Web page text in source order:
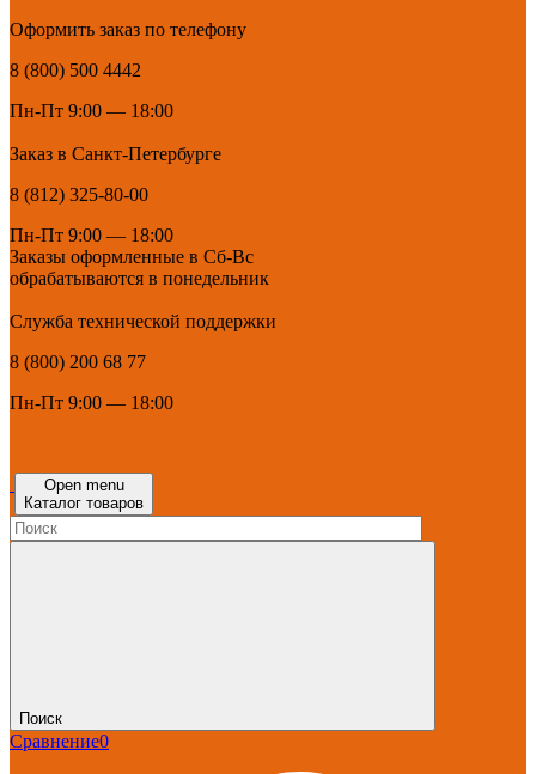
Оформить заказ по телефону
8 (800) 500 4442
Пн-Пт 9:00 — 18:00
Заказ в Санкт-Петербурге
8 (812) 325-80-00
Пн-Пт 9:00 — 18:00
Заказы оформленные в Сб-Вс
обрабатываются в понедельник
Служба технической поддержки
8 (800) 200 68 77
Пн-Пт 9:00 — 18:00
Open menu
Каталог товаров
Поиск
Сравнение0